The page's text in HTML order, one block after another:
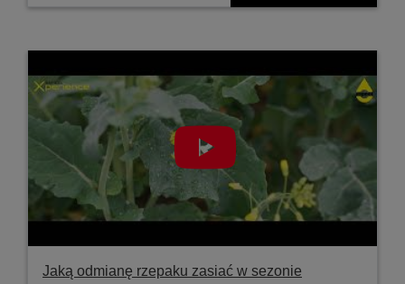
Jaką odmianę rzepaku zasiać w sezonie